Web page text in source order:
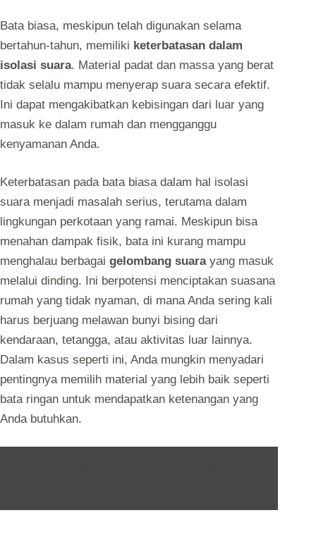
Bata biasa, meskipun telah digunakan selama
bertahun-tahun, memiliki keterbatasan dalam
isolasi suara. Material padat dan massa yang berat
tidak selalu mampu menyerap suara secara efektif.
Ini dapat mengakibatkan kebisingan dari luar yang
masuk ke dalam rumah dan mengganggu
kenyamanan Anda.
Keterbatasan pada bata biasa dalam hal isolasi
suara menjadi masalah serius, terutama dalam
lingkungan perkotaan yang ramai. Meskipun bisa
menahan dampak fisik, bata ini kurang mampu
menghalau berbagai gelombang suarayang masuk
melalui dinding. Ini berpotensi menciptakan suasana
rumah yang tidak nyaman, di mana Anda sering kali
harus berjuang melawan bunyi bising dari
kendaraan, tetangga, atau aktivitas luar lainnya.
Dalam kasus seperti ini, Anda mungkin menyadari
pentingnya memilih material yang lebih baik seperti
bata ringan untuk mendapatkan ketenangan yang
Anda butuhkan.